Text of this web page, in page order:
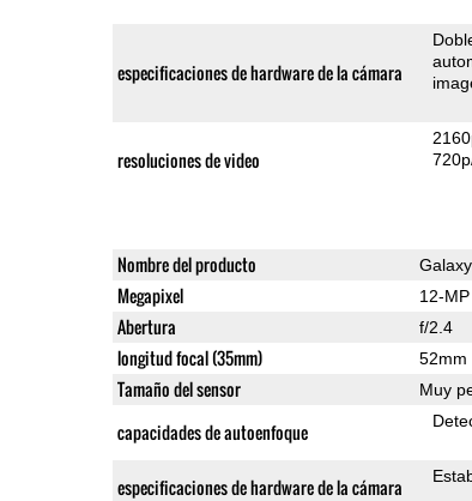
especificaciones de hardware de la cámara
resoluciones de video
Nombre del producto
Megapixel 12-MP
Abertura f/2.4
longitud focal (35mm) 52mm
Tamaño del sensor Muy
capacidades de autoenfoque
especificaciones de hardware de la cámara